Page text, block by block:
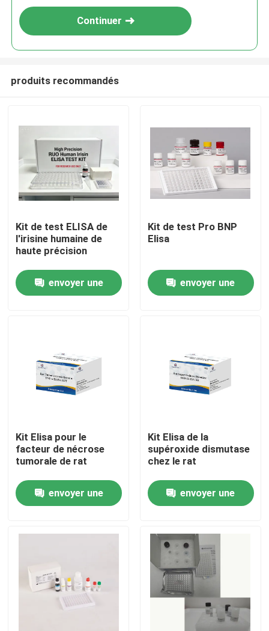
Maison
À propos de nous
Visite de l'usine
Contrôle qualité
VR Show
Continuer
produits recommandés
Kit de test ELISA de
l'irisine humaine de
haute précision
envoyer une
Kit de test Pro BNP
Elisa
envoyer une
Kit Elisa pour le
facteur de nécrose
tumorale de rat
envoyer une
Kit Elisa de la
supéroxide dismutase
chez le rat
envoyer une